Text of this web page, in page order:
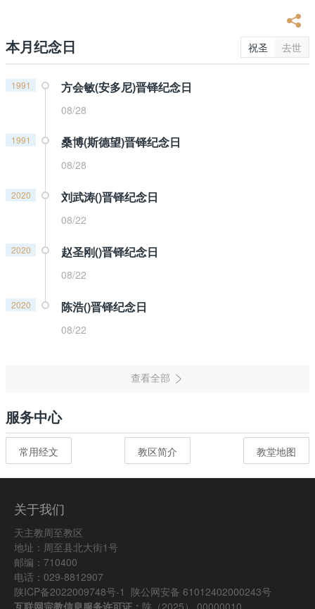
本月纪念日 祝圣 去世
1991 方会敏(安多尼)晋铎纪念日
08/28
1991 桑博(斯德望)晋铎纪念日
08/28
2020 刘武涛()晋铎纪念日
08/22
2020 赵圣刚()晋铎纪念日
08/22
2020 陈浩()晋铎纪念日
08/22
服务中心
常用经文 教区简介 教堂地图
关于我们
天主教周至教区
地址：周至县北大街1号
邮编：710400
电话：029-8812907
陕ICP备2022009748号-1 陕公网安备 61012402000243号